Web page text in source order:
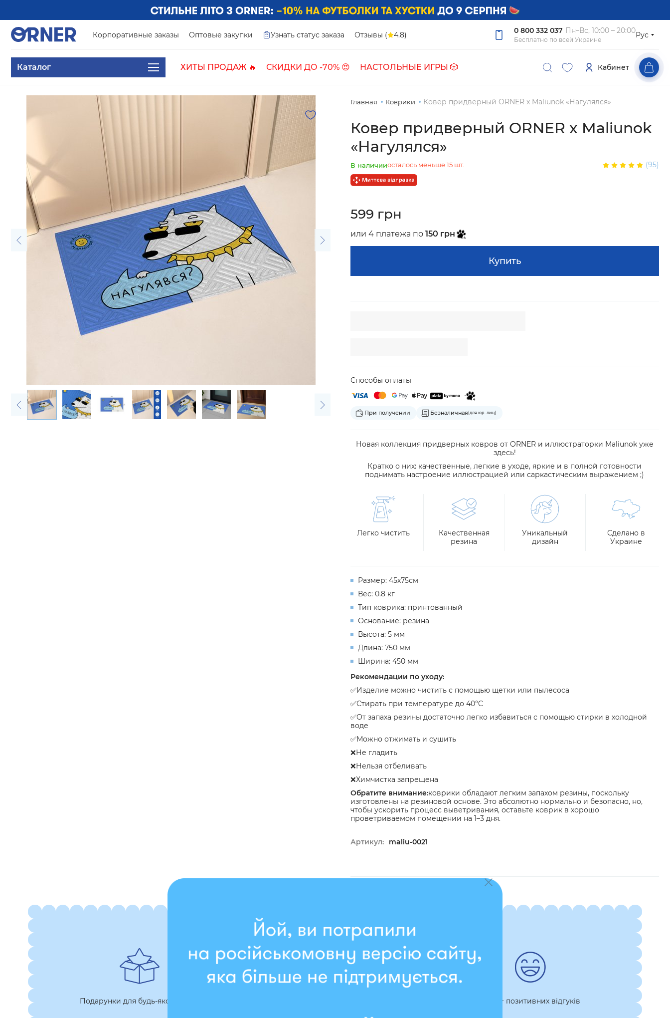
Корпоративные заказы Оптовые закупки Узнать статус заказа Отзывы ( 4.8) 0 800 332 037 Пн–Вс, 10:00 – 20:00
Бесплатно по всей Украине
Рус
Каталог ХИТЫ ПРОДАЖ 🔥 СКИДКИ ДО -70% 😍 НАСТОЛЬНЫЕ ИГРЫ 🎲 Кабинет
Главная Коврики Ковер придверный ORNER x Maliunok «Нагулялся»
Ковер придверный ORNER x Maliunok
«Нагулялся»
В наличииосталось меньше 15 шт. (95)
599 грн
или 4 платежа по 150 грн
Купить
Способы оплаты
При получении Безналичная(для юр. лиц)
Новая коллекция придверных ковров от ORNER и иллюстраторки Maliunok уже
здесь!
Кратко о них: качественные, легкие в уходе, яркие и в полной готовности
поднимать настроение иллюстрацией или саркастическим выражением ;)
Легко чистить
Качественная
резина
Уникальный
дизайн
Сделано в
Украине
Размер: 45х75см
Вес: 0.8 кг
Тип коврика: принтованный
Основание: резина
Высота: 5 мм
Длина: 750 мм
Ширина: 450 мм
Рекомендации по уходу:
✅Изделие можно чистить с помощью щетки или пылесоса
✅Стирать при температуре до 40°C
✅От запаха резины достаточно легко избавиться с помощью стирки в холодной
воде
✅Можно отжимать и сушить
❌Не гладить
❌Нельзя отбеливать
❌Химчистка запрещена
Обратите внимание:коврики обладают легким запахом резины, поскольку
изготовлены на резиновой основе. Это абсолютно нормально и безопасно, но,
чтобы ускорить процесс выветривания, оставьте коврик в хорошо
проветриваемом помещении на 1–3 дня.
Артикул: maliu-0021
Подарунки для будь-якої нагоди 7 000+ позитивних відгуків